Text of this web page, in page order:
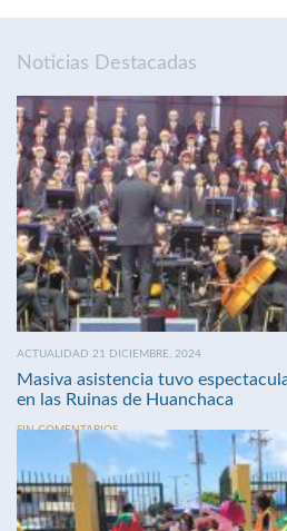
Noticias Destacadas
ACTUALIDAD 21 DICIEMBRE, 2024
Masiva asistencia tuvo
en las Ruinas de Huanchaca
SIN COMENTARIOS